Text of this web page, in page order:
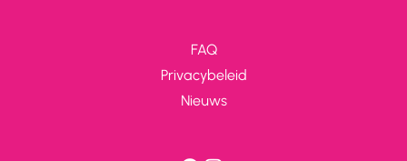
FAQ
Privacybeleid
Nieuws